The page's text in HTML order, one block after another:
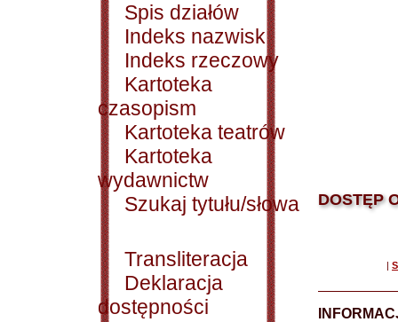
Spis działów
Indeks nazwisk
Indeks rzeczowy
Kartoteka
czasopism
Kartoteka teatrów
Kartoteka
wydawnictw
Szukaj tytułu/słowa
Transliteracja
Deklaracja
dostępności
DOSTĘP
|